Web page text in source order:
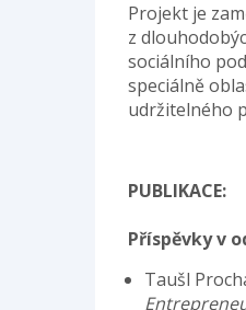
Projekt je
z
sociálního
speciálně
udržitelného
PUBLIKACE:
Příspěvky v
Taušl